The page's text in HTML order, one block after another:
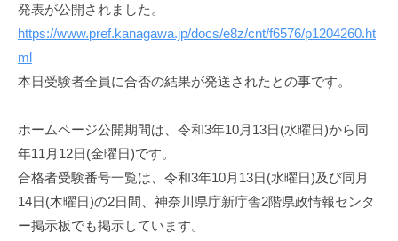
発表が公開されました。
https://www.pref.kanagawa.jp/docs/e8z/cnt/f6576/p1204260.ht
ml
本日受験者全員に合否の結果が発送されたとの事です。
ホームページ公開期間は、令和3年10月13日(水曜日)から同
年11月12日(金曜日)です。
合格者受験番号一覧は、令和3年10月13日(水曜日)及び同月
14日(木曜日)の2日間、神奈川県庁新庁舎2階県政情報センタ
ー掲示板でも掲示しています。